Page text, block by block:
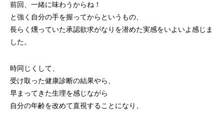
前回、一緒に味わうからね！
と強く自分の手を握ってからというもの、
長らく燻っていた承認欲求がなりを潜めた実感をいよいよ感じま
した。
時同じくして、
受け取った健康診断の結果やら、
早まってきた生理を感じながら
自分の年齢を改めて直視することになり、